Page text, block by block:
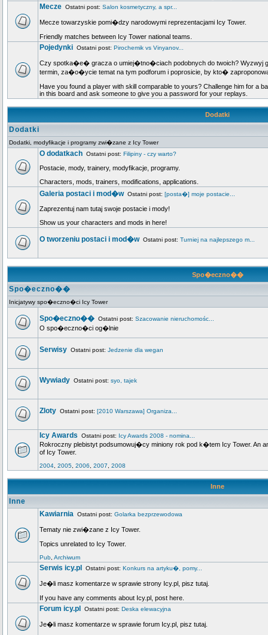
Mecze Ostatni post: Salon kosmetyczny, a spr...
Mecze towarzyskie pomi�dzy narodowymi reprezentacjami Icy Tower.
Friendly matches between Icy Tower national teams.
Pojedynki Ostatni post: Pirochemik vs Vinyanov...
Czy spotka�e� gracza o umiej�tno�ciach podobnych do twoich? Wyzwyj
termin, za�o�ycie temat na tym podforum i poprosicie, by kto�
Have you found a player with skill comparable to yours? Challenge him for a
in this board and ask someone to give you a password for your replays.
Dodatki
Dodatki
Dodatki, modyfikacje i programy zwi�zane z Icy Tower
O dodatkach Ostatni post: Filipiny - czy warto?
Postacie, mody, trainery, modyfikacje, programy.
Characters, mods, trainers, modifications, applications.
Galeria postaci i mod�wOstatni post: [posta�] moje postacie...
Zaprezentuj nam tutaj swoje postacie i mody!
Show us your characters and mods in here!
O tworzeniu postaci i mod�wOstatni post: Turniej na najlepszego m...
Spo�eczno��
Spo�eczno��
Inicjatywy spo�eczno�ci Icy Tower
Spo�eczno�� Ostatni post: Szacowanie nieruchomośc...
O spo�eczno�ci og�lnie
Serwisy Ostatni post: Jedzenie dla wegan
Wywiady Ostatni post: syo, tajek
Zloty Ostatni post: [2010 Warszawa] Organiza...
Icy Awards Ostatni post: Icy Awards 2008 - nomina...
Rokroczny plebistyt podsumowuj�cy miniony rok pod k�tem Icy Tower. An
of Icy Tower.
2004 2005 2006 2007 2008
Inne
Inne
Kawiarnia Ostatni post: Golarka bezprzewodowa
Tematy nie zwi�zane z Icy Tower.
Topics unrelated to Icy Tower.
Pub Archiwum
Serwis icy.pl Ostatni post: Konkurs na artyku�, pomy...
Je�li masz komentarze w sprawie strony Icy.pl, pisz tutaj.
If you have any comments about Icy.pl, post here.
Forum icy.pl Ostatni post: Deska elewacyjna
Je�li masz komentarze w sprawie forum Icy.pl, pisz tutaj.